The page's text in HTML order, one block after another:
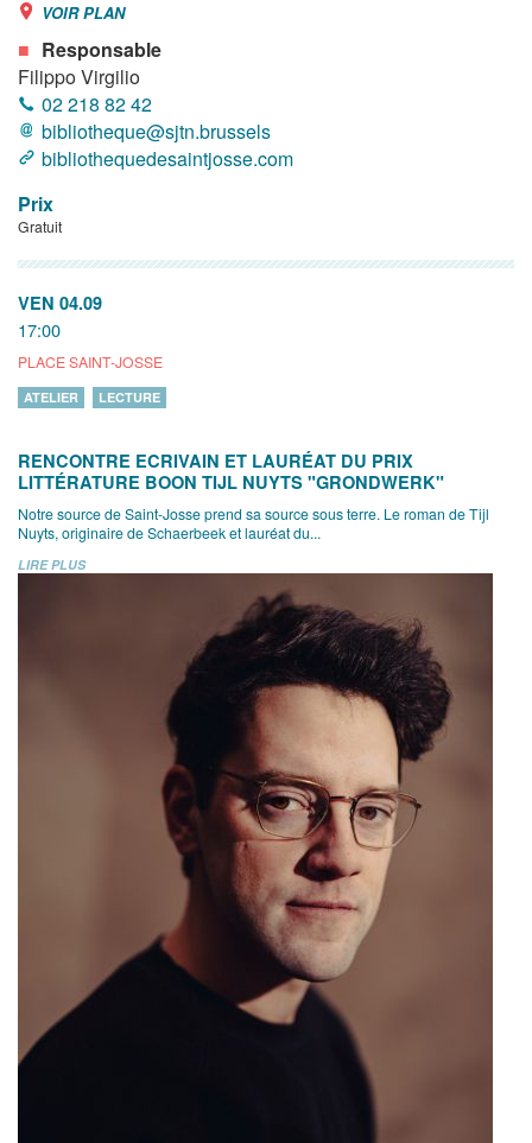
VOIR PLAN
Responsable
Filippo Virgilio
02 218 82 42
bibliotheque@sjtn.brussels
bibliothequedesaintjosse.com
Prix
Gratuit
VEN 04.09
17:00
PLACE SAINT-JOSSE
ATELIER LECTURE
RENCONTRE ECRIVAIN ET LAURÉAT DU PRIX
LITTÉRATURE BOON TIJL NUYTS "GRONDWERK"
Notre source de Saint-Josse prend sa source sous terre. Le roman de Tijl
Nuyts, originaire de Schaerbeek et lauréat du...
LIRE PLUS